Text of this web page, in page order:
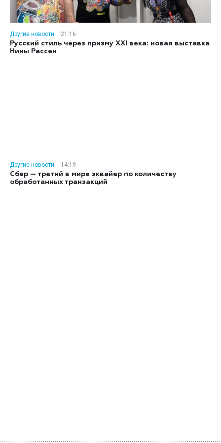
Другие новости
21:16
Русский стиль через призму XXI века: новая выставка
Нины Рассен
Другие новости
14:19
Сбер — третий в мире эквайер по количеству
обработанных транзакций